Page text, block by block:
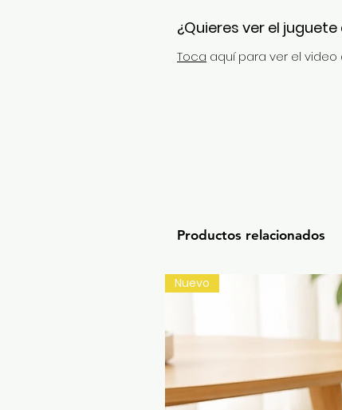
¿Quieres ver el
Toca aquí para ver el
Productos relacionados
Nuevo